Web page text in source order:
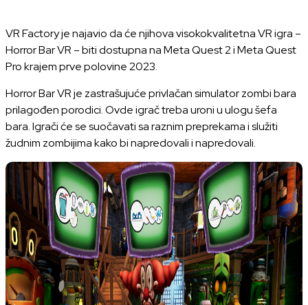
VR Factory je najavio da će njihova visokokvalitetna VR igra –
Horror Bar VR – biti dostupna na Meta Quest 2 i Meta Quest
Pro krajem prve polovine 2023.
Horror Bar VR je zastrašujuće privlačan simulator zombi bara
prilagođen porodici. Ovde igrač treba uroni u ulogu šefa
bara. Igrači će se suočavati sa raznim preprekama i služiti
žudnim zombijima kako bi napredovali i napredovali.